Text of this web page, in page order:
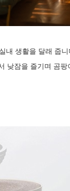
실내 생활을 달래
낮잠을 즐기며 곰
포, 2차 변경을 금합